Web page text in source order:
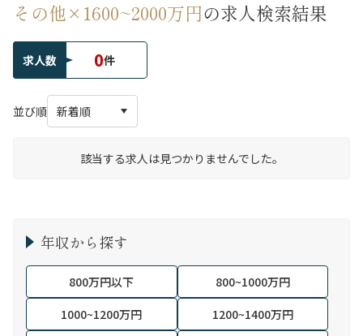
その他×1600~2000万円の求人検索結果
求人数 0件
並び順
該当する求人は見つかりませんでした。
年収から探す
800万円以下
800~1000万円
1000~1200万円
1200~1400万円